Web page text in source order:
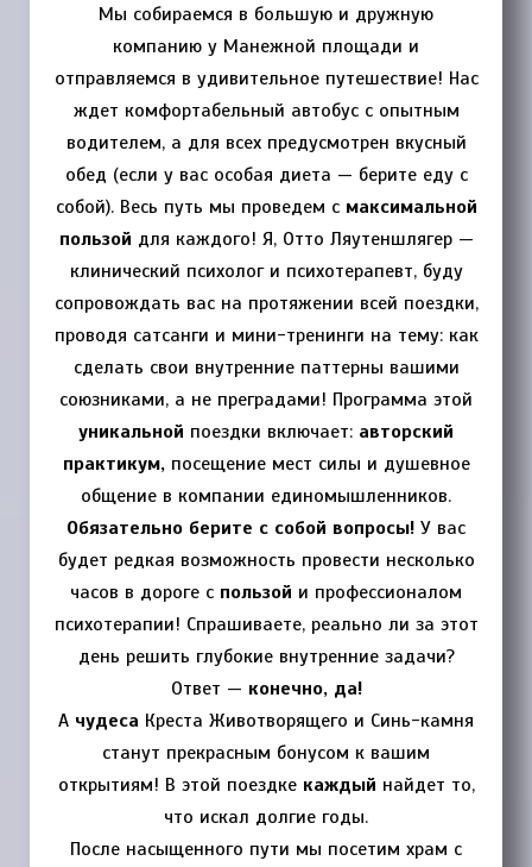
Мы собираемся в большую и дружную
компанию у Манежной площади и
отправляемся в удивительное путешествие! Нас
ждет комфортабельный автобус с опытным
водителем, а для всех предусмотрен вкусный
обед (если у вас особая диета — берите еду с
собой). Весь путь мы проведем с максимальной
пользой для каждого! Я, Отто Ляутеншлягер —
клинический психолог и психотерапевт, буду
сопровождать вас на протяжении всей поездки,
проводя сатсанги и мини-тренинги на тему: как
сделать свои внутренние паттерны вашими
союзниками, а не преградами! Программа этой
уникальной поездки включает: авторский
практикум,посещение мест силы и душевное
общение в компании единомышленников.
Обязательно берите с собой вопросы! У вас
будет редкая возможность провести несколько
часов в дороге с пользой и профессионалом
психотерапии! Спрашиваете, реально ли за этот
день решить глубокие внутренние задачи?
Ответ — конечно, да!
А чудеса Креста Животворящего и Синь-камня
станут прекрасным бонусом к вашим
открытиям! В этой поездке каждый найдет то,
что искал долгие годы.
После насыщенного пути мы посетим храм с